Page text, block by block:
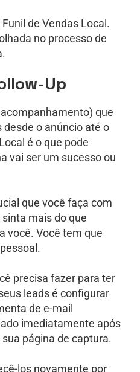
de Vendas Local.
no processo de
Up
que
o anúncio até o
é o que pode
vai ser um sucesso ou
que você faça com
mais do que
você. Você tem que
precisa fazer para ter
leads é configurar
de e-mail
imediatamente após
página de captura.
los novamente por